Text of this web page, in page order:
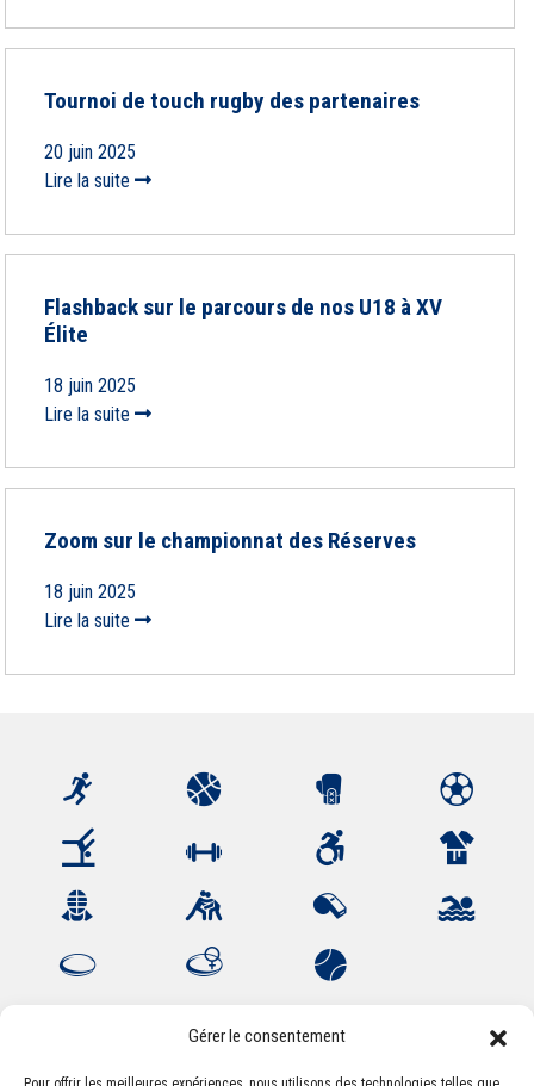
Gérer le consentement
Tournoi de touch rugby des partenaires
20 juin 2025
Lire la suite
Flashback sur le parcours de nos U18 à XV
Élite
18 juin 2025
Lire la suite
Zoom sur le championnat des Réserves
18 juin 2025
Lire la suite